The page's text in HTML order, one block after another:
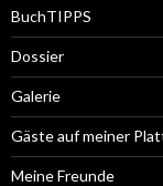
BuchTIPPS
Dossier
Galerie
Gäste auf meiner
Meine Freunde